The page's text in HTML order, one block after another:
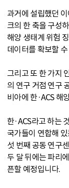
과거에 설립했던
크의 한 축을 구성
해양 생태계 위험
데이터를 확보할
그리고 또 한 가지
의 연구 거점 연구
비아에 한·ACS 해
한·ACS라고 하는
국가들이 연합해
섯 번째 공동 연구
두 달 뒤에는 파리
픈할 예정입니다.